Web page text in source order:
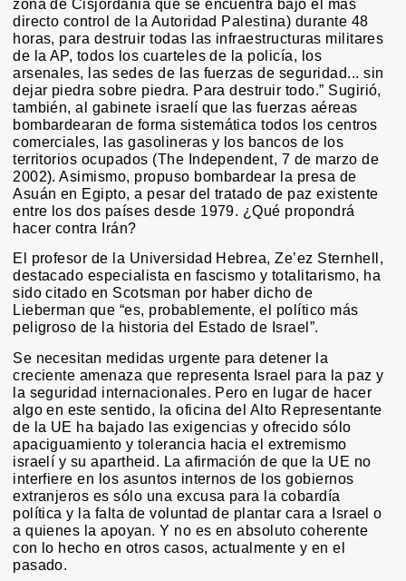
zona de Cisjordania que se encuentra bajo el más
directo control de la Autoridad Palestina) durante 48
horas, para destruir todas las infraestructuras militares
de la AP, todos los cuarteles de la policía, los
arsenales, las sedes de las fuerzas de seguridad... sin
dejar piedra sobre piedra. Para destruir todo.” Sugirió,
también, al gabinete israelí que las fuerzas aéreas
bombardearan de forma sistemática todos los centros
comerciales, las gasolineras y los bancos de los
territorios ocupados (The Independent, 7 de marzo de
2002). Asimismo, propuso bombardear la presa de
Asuán en Egipto, a pesar del tratado de paz existente
entre los dos países desde 1979. ¿Qué propondrá
hacer contra Irán?
El profesor de la Universidad Hebrea, Ze’ez Sternhell,
destacado especialista en fascismo y totalitarismo, ha
sido citado en Scotsman por haber dicho de
Lieberman que “es, probablemente, el político más
peligroso de la historia del Estado de Israel”.
Se necesitan medidas urgente para detener la
creciente amenaza que representa Israel para la paz y
la seguridad internacionales. Pero en lugar de hacer
algo en este sentido, la oficina del Alto Representante
de la UE ha bajado las exigencias y ofrecido sólo
apaciguamiento y tolerancia hacia el extremismo
israelí y su apartheid. La afirmación de que la UE no
interfiere en los asuntos internos de los gobiernos
extranjeros es sólo una excusa para la cobardía
política y la falta de voluntad de plantar cara a Israel o
a quienes la apoyan. Y no es en absoluto coherente
con lo hecho en otros casos, actualmente y en el
pasado.